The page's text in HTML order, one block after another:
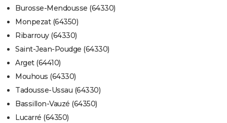
Burosse-Mendousse (64330)
Monpezat (64350)
Ribarrouy (64330)
Saint-Jean-Poudge (64330)
Arget (64410)
Mouhous (64330)
Tadousse-Ussau (64330)
Bassillon-Vauzé (64350)
Lucarré (64350)